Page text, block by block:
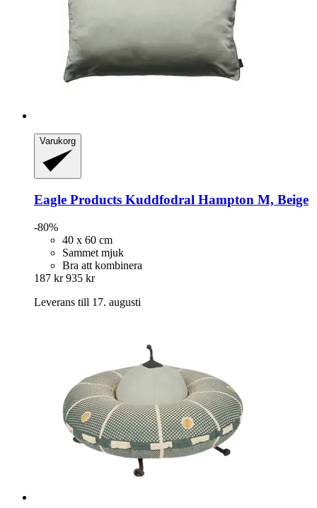
Varukorg
Eagle Products Kuddfodral Hampton M, Beige
-80%
40 x 60 cm
Sammet mjuk
Bra att kombinera
187 kr 935 kr
Leverans till 17. augusti